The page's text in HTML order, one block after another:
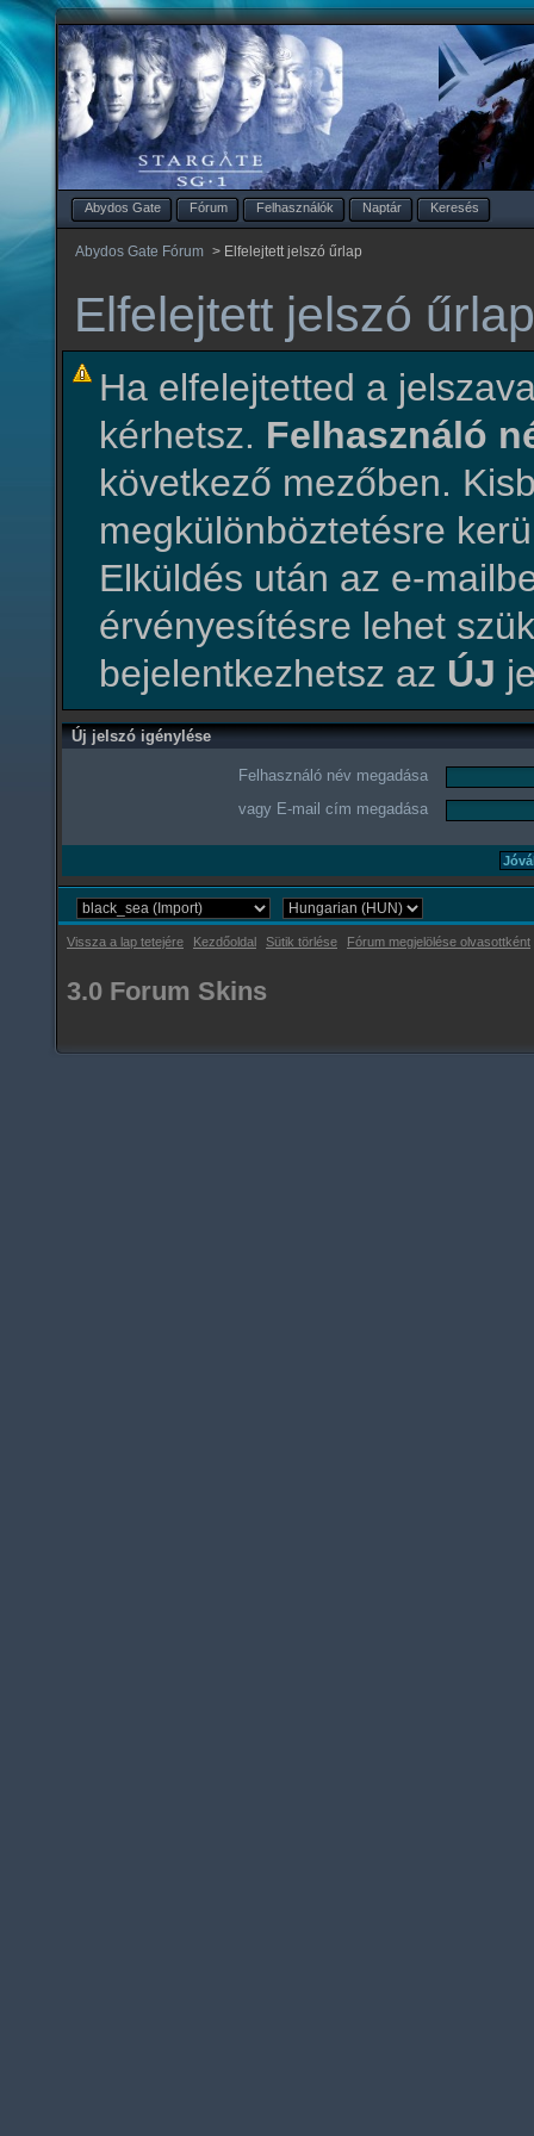
Abydos Gate Fórum Felhasználók Naptár Keresés
Abydos Gate Fórum > Elfelejtett jelszó űrlap
Elfelejtett jelszó űrlap
Ha elfelejtetted a
kérhetsz. Felhasználó
következő mezőben.
megkülönböztetésre
Elküldés után az e-
érvényesítésre lehet
bejelentkezhetsz az ÚJ
Új jelszó igénylése
Felhasználó név megadása
vagy E-mail cím megadása
Vissza a lap tetejére Kezdőoldal Sütik törlése Fórum megjelölése olvasottként
3.0 Forum Skins